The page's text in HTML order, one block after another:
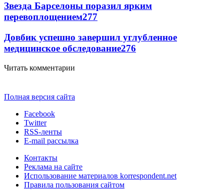
Звезда Барселоны поразил ярким
перевоплощением277
Довбик успешно завершил углубленное
медицинское обследование276
Читать комментарии
Полная версия сайта
Facebook
Twitter
RSS-ленты
E-mail рассылка
Контакты
Реклама на сайте
Использование материалов korrespondent.net
Правила пользования сайтом